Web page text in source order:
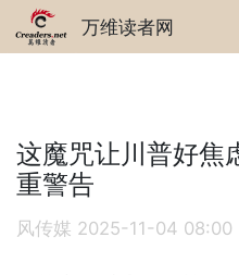
万维读者网
这魔咒让川普好焦
重警告
风传媒 2025-11-04 08:00